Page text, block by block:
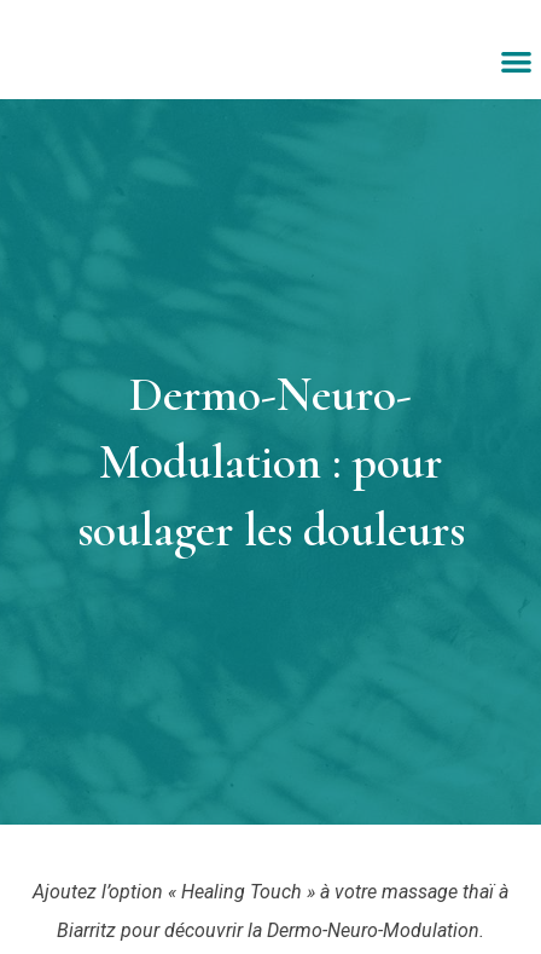
contenu
e
Dermo-Neuro-
Modulation : pour
soulager les douleurs
Ajoutez l’option « Healing Touch » à votre massage thaï à
Biarritz pour découvrir la Dermo-Neuro-Modulation.